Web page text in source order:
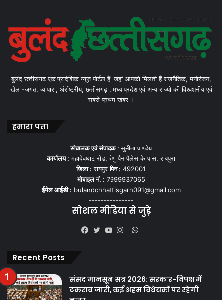
बुलंद छत्तीसगढ़ एक प्रादेशिक न्यूज़ पोर्टल हैं, जहां आपको मिलती हैं राजनैतिक, मनोरंजन,
खेल -जगत, व्यापार , अंर्राष्ट्रीय, छत्तीसगढ़ , मध्याप्रदेश एवं अन्य राज्यो की विश्वशनीय एवं
सबसे प्रथम खबर ।
हमारा पता
संचालक एवं संपादक :सुनीता पाण्डेय
कार्यालय : महादेवघाट रोड, रेणु पैन पैलेस के पास, रायपुरा
जिला : रायपुरपिन : 492001
मोबाइल नं. : 7999937065
ईमेल आईडी : bulandchhattisgarh091@gmail.com
---------------
सोशल मीडिया से जुड़े
WhatsApp
Recent Posts
संसद मानसून सत्र 2026: सरकार-विपक्ष में
टकराव जारी, कई अहम विधेयकों पर रहेगी